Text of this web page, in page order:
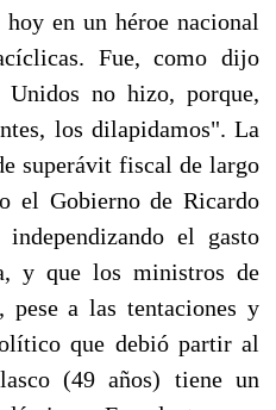
en un héroe nacional
Fue, como dijo
Unidos no hizo, porque,
los dilapidamos". La
superávit fiscal de largo
el Gobierno de Ricardo
el gasto
y que los ministros de
pese a las tentaciones y
que debió partir al
(49 años) tiene un